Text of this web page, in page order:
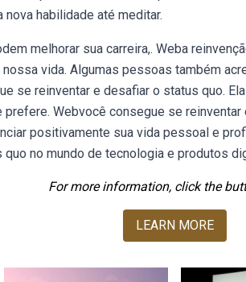
nova habilidade até meditar.
melhorar sua carreira,. Weba
vida. Algumas pessoas também
se reinventar e desafiar o status quo.
Webvocê consegue se
positivamente sua vida pessoal e
no mundo de tecnologia e produtos
For more information, click the
LEARN MORE